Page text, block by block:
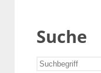
Suche